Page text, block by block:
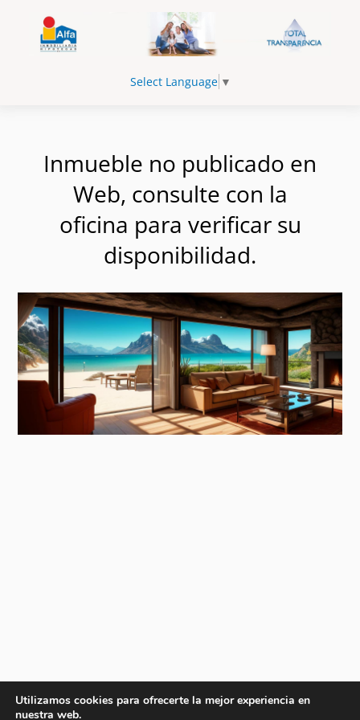
Select Language ▼
Inmueble no publicado en
Web, consulte con la
oficina para verificar su
disponibilidad.
Utilizamos cookies para ofrecerte la mejor experiencia en
nuestra web.